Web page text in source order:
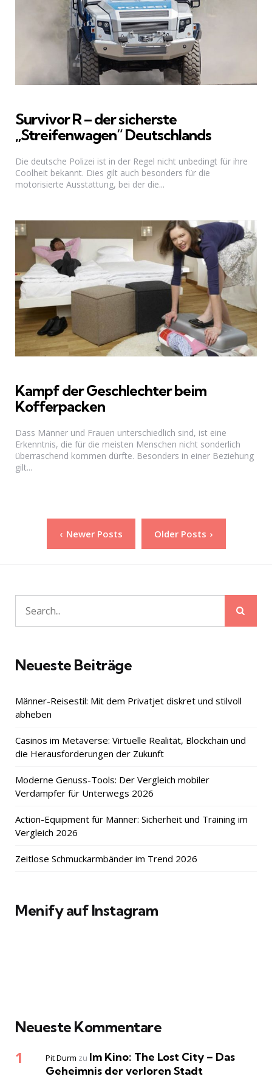
Survivor R – der sicherste
„Streifenwagen“ Deutschlands
Die deutsche Polizei ist in der Regel nicht unbedingt für ihre
Coolheit bekannt. Dies gilt auch besonders für die
motorisierte Ausstattung, bei der die...
Kampf der Geschlechter beim
Kofferpacken
Dass Männer und Frauen unterschiedlich sind, ist eine
Erkenntnis, die für die meisten Menschen nicht sonderlich
überraschend kommen dürfte. Besonders in einer Beziehung
gilt...
Seitennummerierung
Newer Posts Older Posts
Search
for:
Neueste Beiträge
Männer-Reisestil: Mit dem Privatjet diskret und stilvoll
abheben
Casinos im Metaverse: Virtuelle Realität, Blockchain und
die Herausforderungen der Zukunft
Moderne Genuss-Tools: Der Vergleich mobiler
Verdampfer für Unterwegs 2026
Action-Equipment für Männer: Sicherheit und Training im
Vergleich 2026
Zeitlose Schmuckarmbänder im Trend 2026
Menify auf Instagram
Neueste Kommentare
Pit Durm zu Im Kino: The Lost City – Das
Geheimnis der verloren Stadt